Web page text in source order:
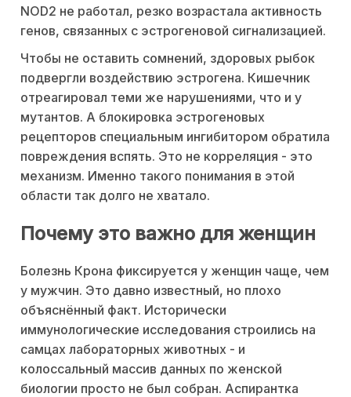
NOD2 не работал, резко возрастала активность
генов, связанных с эстрогеновой сигнализацией.
Чтобы не оставить сомнений, здоровых рыбок
подвергли воздействию эстрогена. Кишечник
отреагировал теми же нарушениями, что и у
мутантов. А блокировка эстрогеновых
рецепторов специальным ингибитором обратила
повреждения вспять. Это не корреляция - это
механизм. Именно такого понимания в этой
области так долго не хватало.
Почему это важно для женщин
Болезнь Крона фиксируется у женщин чаще, чем
у мужчин. Это давно известный, но плохо
объяснённый факт. Исторически
иммунологические исследования строились на
самцах лабораторных животных - и
колоссальный массив данных по женской
биологии просто не был собран. Аспирантка